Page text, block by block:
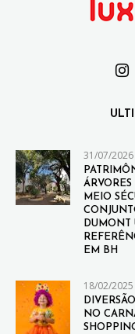
31/07/2026
MEIO
DUMONT
EM BH
18/02/2025
NO